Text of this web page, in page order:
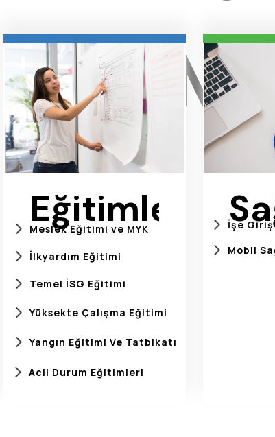
Eğitimler
Yangın Eğitimi Ve Tatbikatı
Yüksekte Çalışma Eğitimi
Temel İSG Eğitimi
İlkyardım Eğitimi
Acil Durum Eğitimleri
Mobil
Meslek Eğitimi ve MYK
İşe Giriş